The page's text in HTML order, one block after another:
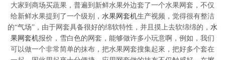
大家到商场买蔬果，普遍到新鲜水果外边套了一个水果网套，不仅
给新鲜水果提到了一个级别， 水果网套机生产视频，觉得很有整洁
的“气场”，由于网套具备很好的绵软特性，并且摸上去软绵绵的， 水
果网套机报价，雪白色的网套，能够做许多小玩意啊，例如，我们
可以做一个非常简单的抹布，把水果网套搜集起來，把好多个套在